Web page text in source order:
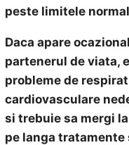
peste limitele
Daca apare
partenerul de viata,
probleme de
cardiovasculare
si trebuie sa mergi
pe langa